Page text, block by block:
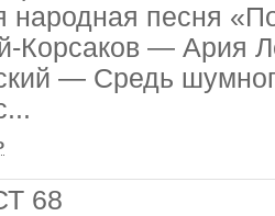
народная песня
Корсаков — Ария
— Средь
...
68